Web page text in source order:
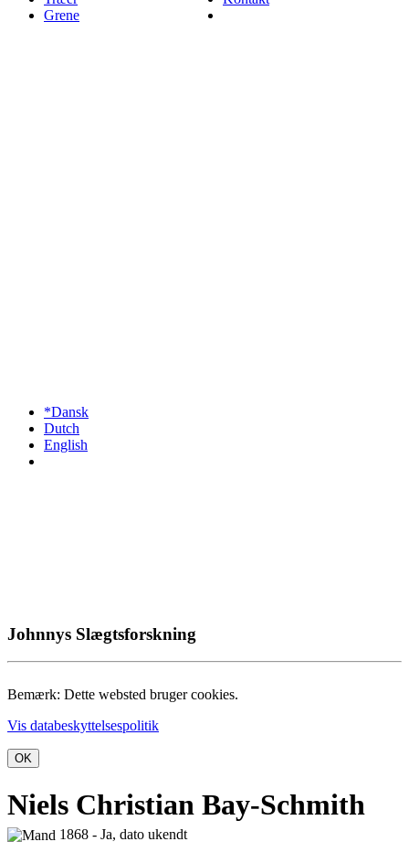
Grene
*Dansk
Dutch
English
Johnnys Slægtsforskning
Bemærk: Dette websted bruger cookies.
Vis databeskyttelsespolitik
OK
Niels Christian Bay-Schmith
1868 - Ja, dato ukendt